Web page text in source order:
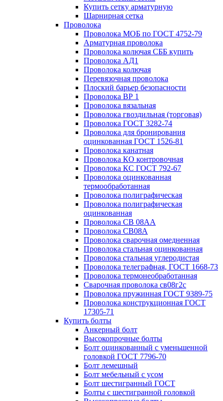
Купить сетку арматурную
Шарнирная сетка
Проволока
Проволока МОБ по ГОСТ 4752-79
Арматурная проволока
Проволока колючая СББ купить
Проволока АД1
Проволока колючая
Перевязочная проволока
Плоский барьер безопасности
Проволока ВР 1
Проволока вязальная
Проволока гвоздильная (торговая)
Проволока ГОСТ 3282-74
Проволока для бронирования
оцинкованная ГОСТ 1526-81
Проволока канатная
Проволока КО контровочная
Проволока КС ГОСТ 792-67
Проволока оцинкованная
термообработанная
Проволока полиграфическая
Проволока полиграфическая
оцинкованная
Проволока СВ 08АА
Проволока СВ08А
Проволока сварочная омедненная
Проволока стальная оцинкованная
Проволока стальная углеродистая
Проволока телеграфная, ГОСТ 1668-73
Проволока термонеобработанная
Сварочная проволока св08г2с
Проволока пружинная ГОСТ 9389-75
Проволока конструкционная ГОСТ
17305-71
Купить болты
Анкерный болт
Высокопрочные болты
Болт оцинкованный с уменьшенной
головкой ГОСТ 7796-70
Болт лемешный
Болт мебельный с усом
Болт шестигранный ГОСТ
Болты с шестигранной головкой